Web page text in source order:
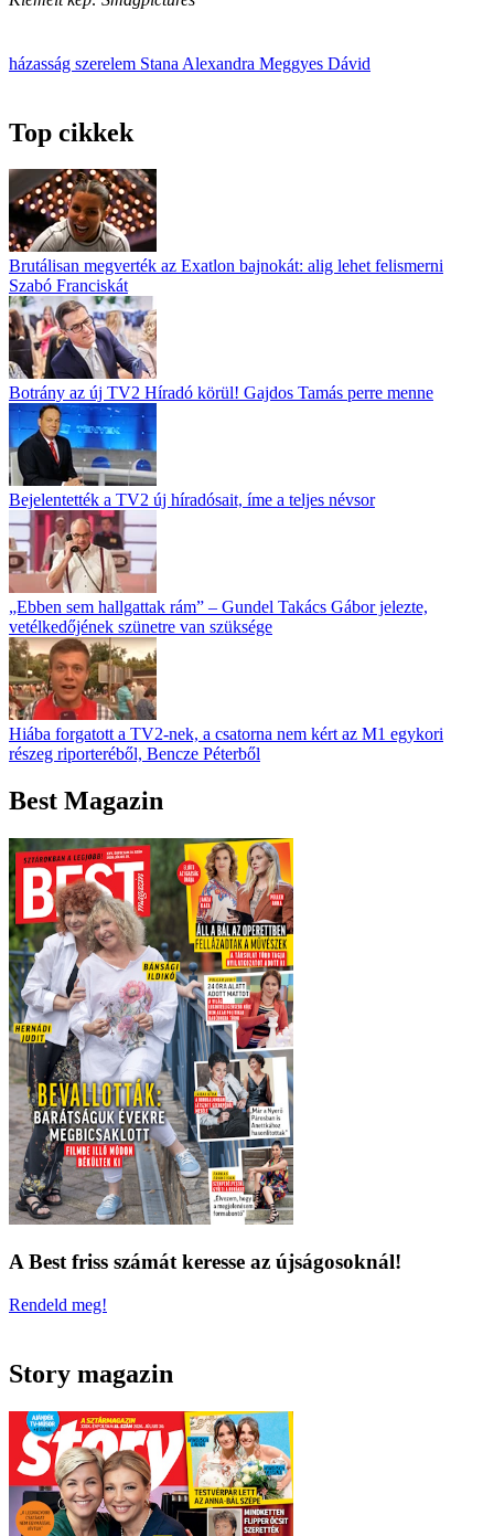
házasság szerelem Stana Alexandra Meggyes Dávid
Top cikkek
Brutálisan megverték az Exatlon bajnokát: alig lehet felismerni
Szabó Franciskát
Botrány az új TV2 Híradó körül! Gajdos Tamás perre menne
Bejelentették a TV2 új híradósait, íme a teljes névsor
„Ebben sem hallgattak rám” – Gundel Takács Gábor jelezte,
vetélkedőjének szünetre van szüksége
Hiába forgatott a TV2-nek, a csatorna nem kért az M1 egykori
részeg riporteréből, Bencze Péterből
Best Magazin
A Best friss számát keresse az újságosoknál!
Rendeld meg!
Story magazin